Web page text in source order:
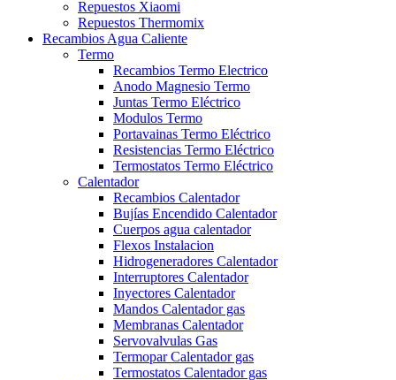
Repuestos Xiaomi
Repuestos Thermomix
Recambios Agua Caliente
Termo
Recambios Termo Electrico
Anodo Magnesio Termo
Juntas Termo Eléctrico
Modulos Termo
Portavainas Termo Eléctrico
Resistencias Termo Eléctrico
Termostatos Termo Eléctrico
Calentador
Recambios Calentador
Bujías Encendido Calentador
Cuerpos agua calentador
Flexos Instalacion
Hidrogeneradores Calentador
Interruptores Calentador
Inyectores Calentador
Mandos Calentador gas
Membranas Calentador
Servovalvulas Gas
Termopar Calentador gas
Termostatos Calentador gas